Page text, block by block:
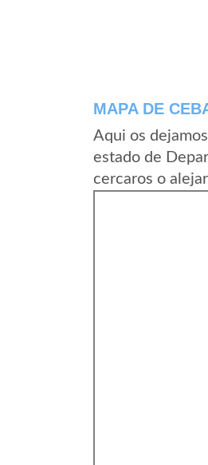
MAPA DE
Aqui os
estado de
cercaros o